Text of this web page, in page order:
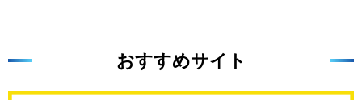
おすすめサイト